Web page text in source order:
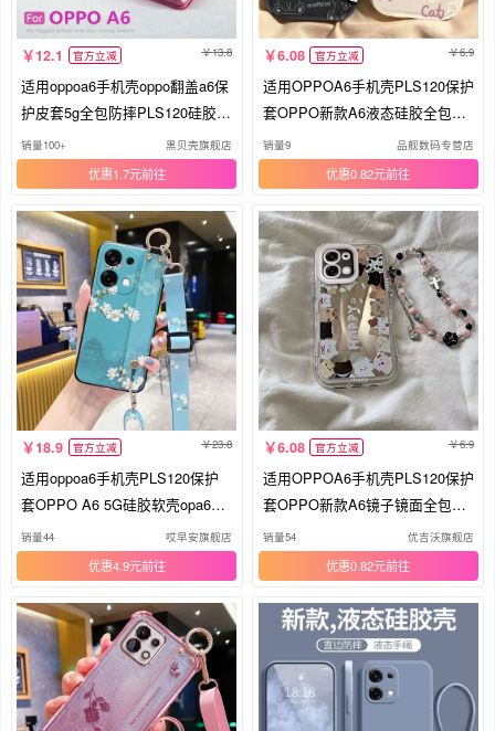
12.1 官方立减 13.8
适用oppoa6手机壳oppo翻盖a6保
护皮套5g全包防摔PLS120硅胶软
壳opa6磨砂65g男女oppopls新款
老年人带挂绳支架
销量100+ 黑贝壳旗舰店
优惠1.7元
6.08 官方立减 6.9
适用OPPOA6手机壳PLS120保护
套OPPO新款A6液态硅胶全包防
摔5G高级感OPPOPLS外壳OPA
0PP0OPPA65G男女黑猫白狗
销量9 品舰数码专营店
优惠0.82元
18.9 官方立减 23.8
适用oppoa6手机壳PLS120保护
套OPPO A6 5G硅胶软壳opa6腕
带支架65g斜挎背带全包防摔女新
款挂绳挂脖子男国风
销量44 哎早安旗舰店
优惠4.9元
6.08 官方立减 6.9
适用OPPOA6手机壳PLS120保护
套OPPO新款A6镜子镜面全包防
摔5G高级感OPPOPLS外壳OPA
0PP0OPPA65G男女小猫小狗
销量54 优吉沃旗舰店
优惠0.82元